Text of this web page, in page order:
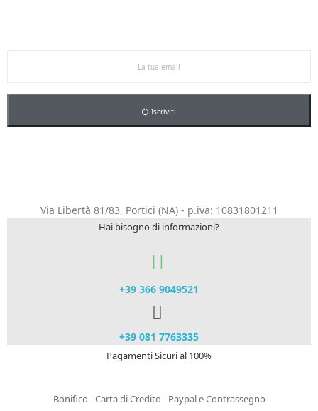
Iscriviti
Via Libertà 81/83, Portici (NA) - p.iva: 10831801211
Hai bisogno di informazioni?
+39 366 9049521​
+39 081 7763335
Pagamenti Sicuri al 100%
Bonifico - Carta di Credito - Paypal e Contrassegno